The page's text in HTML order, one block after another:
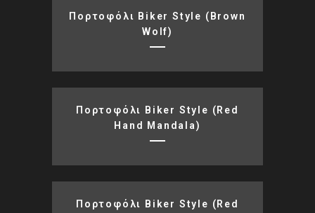
Πορτοφόλι Biker Style (brown
Wolf)
Πορτοφόλι Biker Style (red
Hand Mandala)
Πορτοφόλι Biker Style (red